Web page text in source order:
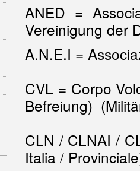
ANED =
Vereinigung der
A.N.E.I =
CVL = Corpo
Befreiung)
CLN / CLNAI /
Italia /